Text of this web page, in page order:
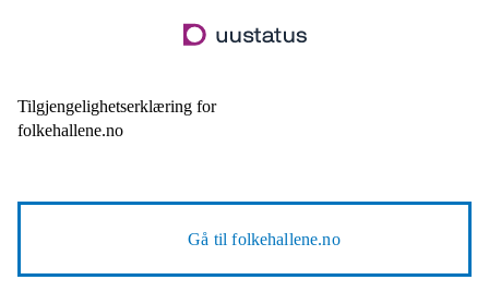
til
Tilgjengelighetserklæring for
folkehallene.no
Gå tilfolkehallene.no